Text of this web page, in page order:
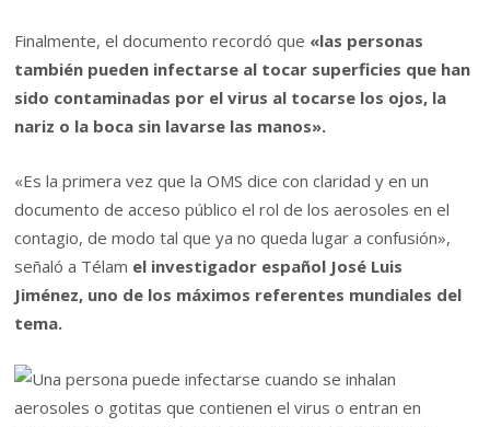
Finalmente, el documento recordó que «las personas
también pueden infectarse al tocar superficies que han
sido contaminadas por el virus al tocarse los ojos, la
nariz o la boca sin lavarse las manos».
«Es la primera vez que la OMS dice con claridad y en un
documento de acceso público el rol de los aerosoles en el
contagio, de modo tal que ya no queda lugar a confusión»,
señaló a Télam el investigador español José Luis
Jiménez, uno de los máximos referentes mundiales del
tema.